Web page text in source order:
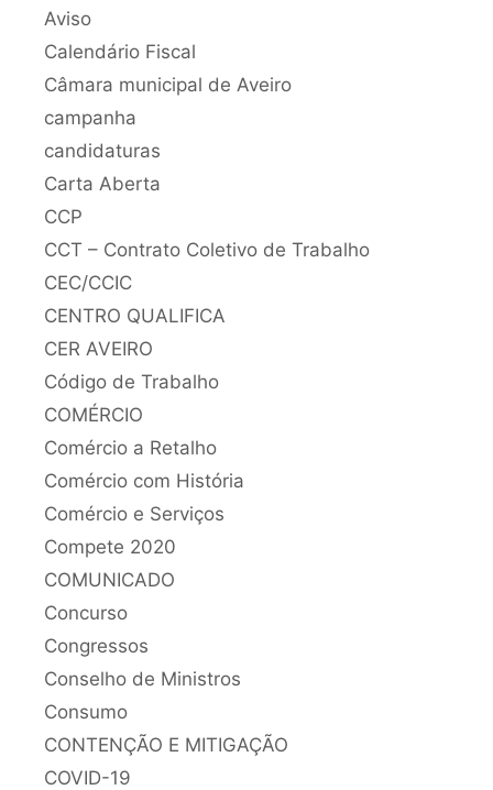
Aviso
Calendário Fiscal
Câmara municipal de Aveiro
campanha
candidaturas
Carta Aberta
CCP
CCT – Contrato Coletivo de Trabalho
CEC/CCIC
CENTRO QUALIFICA
CER AVEIRO
Código de Trabalho
COMÉRCIO
Comércio a Retalho
Comércio com História
Comércio e Serviços
Compete 2020
COMUNICADO
Concurso
Congressos
Conselho de Ministros
Consumo
CONTENÇÃO E MITIGAÇÃO
COVID-19